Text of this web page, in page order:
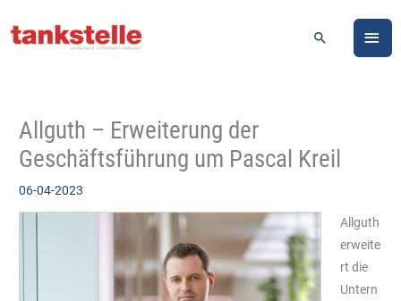
Inhalt
Suchen
Allguth – Erweiterung der
Geschäftsführung um Pascal Kreil
06-04-2023
Allguth
erweite
rt die
Untern